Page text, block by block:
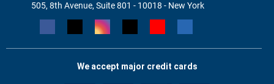
505, 8th Avenue, Suite 801 - 10018 - New York
We accept major credit cards